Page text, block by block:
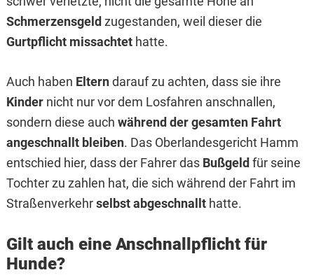
Schmerzensgeld zugestanden, weil dieser die
Gurtpflicht missachtethatte.
Auch haben Elterndarauf zu achten, dass sie ihre
Kindernicht nur vor dem Losfahren anschnallen,
sondern diese auch während der gesamten Fahrt
angeschnallt bleiben. Das Oberlandesgericht Hamm
entschied hier, dass der Fahrer das Bußgeld für seine
Tochter zu zahlen hat, die sich während der Fahrt im
Straßenverkehrselbst abgeschnallthatte.
Gilt auch eine Anschnallpflicht für
Hunde?